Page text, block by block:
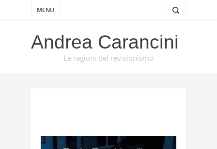
MENU
Andrea Carancini
Le ragioni del revisionismo